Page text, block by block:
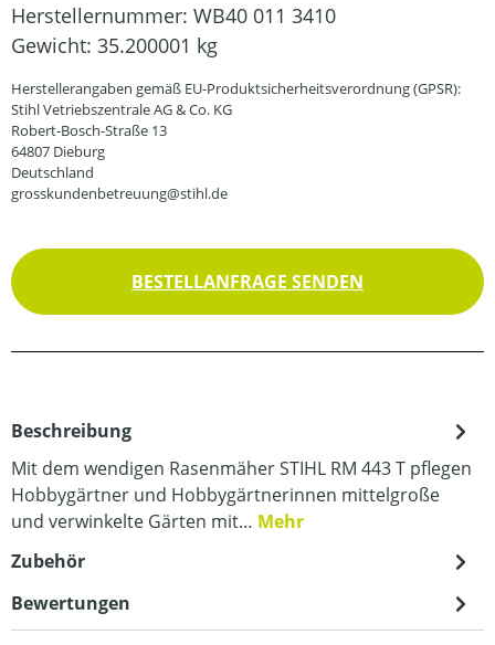
Herstellernummer: WB40 011 3410
Gewicht: 35.200001 kg
Herstellerangaben gemäß EU-Produktsicherheitsverordnung (GPSR):
Stihl Vetriebszentrale AG & Co. KG
Robert-Bosch-Straße 13
64807 Dieburg
Deutschland
grosskundenbetreuung@stihl.de
BESTELLANFRAGE SENDEN
Beschreibung
Mit dem wendigen Rasenmäher STIHL RM 443 T pflegen
Hobbygärtner und Hobbygärtnerinnen mittelgroße
und verwinkelte Gärten mit… Mehr
Zubehör
Bewertungen